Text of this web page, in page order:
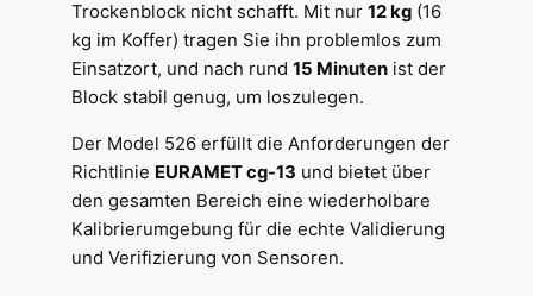
Trockenblock nicht schafft. Mit nur 12 kg(16
kg im Koffer) tragen Sie ihn problemlos zum
Einsatzort, und nach rund 15 Minutenist der
Block stabil genug, um loszulegen.
Der Model 526 erfüllt die Anforderungen der
Richtlinie EURAMET cg-13 und bietet über
den gesamten Bereich eine wiederholbare
Kalibrierumgebung für die echte Validierung
und Verifizierung von Sensoren.